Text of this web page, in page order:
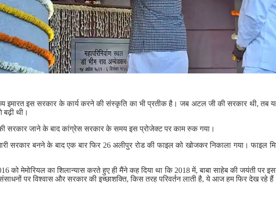
इमारत इस सरकार के कार्य करने की संस्कृति का भी प्रतीक है। जब अटल जी की सरकार थी, तब
बढ़ी थी।
सरकार जाने के बाद कांग्रेस सरकार के समय इस प्रोजेक्ट पर काम रुक गया।
सरकार बनने के बाद एक बार फिर 26 अलीपुर रोड की फाइल को खोजकर निकाला गया। फाइल
को मेमोरियल का शिलान्यास करते हुए ही मैंने कह दिया था कि 2018 में, बाबा साहेब की जयंती
पर विश्वास और सरकार की इच्छाशक्ति, किस तरह परिवर्तन लाती है, ये आज हम फिर देख रहे